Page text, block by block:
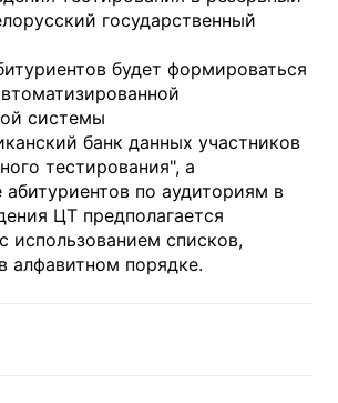
государственный
будет формироваться
системы
банк данных участников
тестирования", а
абитуриентов по аудиториям в
ЦТ предполагается
использованием списков,
алфавитном порядке.